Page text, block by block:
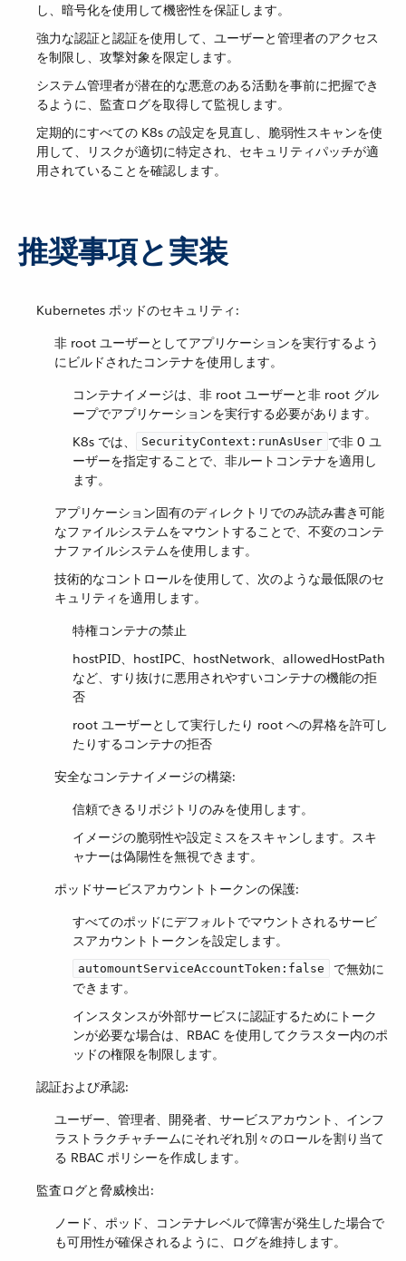
し、暗号化を使用して機密性を保証します。
強力な認証と認証を使用して、ユーザーと管理者のアクセス
を制限し、攻撃対象を限定します。
システム管理者が潜在的な悪意のある活動を事前に把握でき
るように、監査ログを取得して監視します。
定期的にすべての K8s の設定を見直し、脆弱性スキャンを使
用して、リスクが適切に特定され、セキュリティパッチが適
用されていることを確認します。
推奨事項と実装
Kubernetes ポッドのセキュリティ:
非 root ユーザーとしてアプリケーションを実行するよう
にビルドされたコンテナを使用します。
コンテナイメージは、非 root ユーザーと非 root グル
ープでアプリケーションを実行する必要があります。
K8s では、​
SecurityContext:runAsUser ​で非 0 ユ
ーザーを指定することで、非ルートコンテナを適用し
ます。
アプリケーション固有のディレクトリでのみ読み書き可能
なファイルシステムをマウントすることで、不変のコンテ
ナファイルシステムを使用します。
技術的なコントロールを使用して、次のような最低限のセ
キュリティを適用します。
特権コンテナの禁止
hostPID、hostIPC、hostNetwork、allowedHostPath
など、すり抜けに悪用されやすいコンテナの機能の拒
否
root ユーザーとして実行したり root への昇格を許可し
たりするコンテナの拒否
安全なコンテナイメージの構築:
信頼できるリポジトリのみを使用します。
イメージの脆弱性や設定ミスをスキャンします。スキ
ャナーは偽陽性を無視できます。
ポッドサービスアカウントトークンの保護:
すべてのポッドにデフォルトでマウントされるサービ
スアカウントトークンを設定します。
automountServiceAccountToken:false
​ で無効に
できます。
インスタンスが外部サービスに認証するためにトーク
ンが必要な場合は、RBAC を使用してクラスター内のポ
ッドの権限を制限します。
認証および承認:
ユーザー、管理者、開発者、サービスアカウント、インフ
ラストラクチャチームにそれぞれ別々のロールを割り当て
る RBAC ポリシーを作成します。
監査ログと脅威検出:
ノード、ポッド、コンテナレベルで障害が発生した場合で
も可用性が確保されるように、ログを維持します。